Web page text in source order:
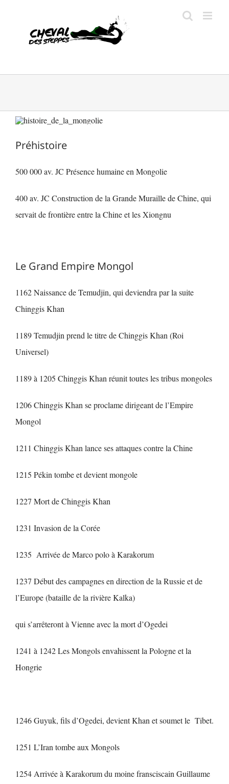
Préhistoire
500 000 av. JC Présence humaine en Mongolie
400 av. JC Construction de la Grande Muraille de Chine, qui
servait de frontière entre la Chine et les Xiongnu
Le Grand Empire Mongol
1162 Naissance de Temudjin, qui deviendra par la suite
Chinggis Khan
1189 Temudjin prend le titre de Chinggis Khan (Roi
Universel)
1189 à 1205 Chinggis Khan réunit toutes les tribus mongoles
1206 Chinggis Khan se proclame dirigeant de l’Empire
Mongol
1211 Chinggis Khan lance ses attaques contre la Chine
1215 Pékin tombe et devient mongole
1227 Mort de Chinggis Khan
1231 Invasion de la Corée
1235 Arrivée de Marco polo à Karakorum
1237 Début des campagnes en direction de la Russie et de
l’Europe (bataille de la rivière Kalka)
qui s’arrêteront à Vienne avec la mort d’Ogedei
1241 à 1242 Les Mongols envahissent la Pologne et la
Hongrie
1246 Guyuk, fils d’Ogedei, devient Khan et soumet le Tibet.
1251 L’Iran tombe aux Mongols
1254 Arrivée à Karakorum du moine fransciscain Guillaume